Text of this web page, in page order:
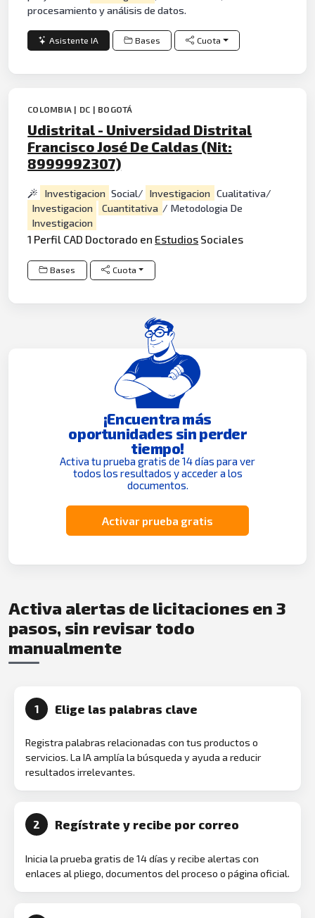
procesamiento y análisis de datos.
Asistente IA Bases Cuota
COLOMBIA | DC | BOGOTÁ
Udistrital - Universidad Distrital
Francisco José De Caldas (Nit:
8999992307)
Investigacion Social/ Investigacion Cualitativa/
Investigacion
Cuantitativa / Metodologia De
Investigacion
1 Perfil CAD Doctorado en Estudios Sociales
Bases Cuota
¡Encuentra más
oportunidades sin perder
tiempo!
Activa tu prueba gratis de 14 días para ver
todos los resultados y acceder a los
documentos.
Activar prueba gratis
Activa alertas de licitaciones en 3
pasos, sin revisar todo
manualmente
1 Elige las palabras clave
Registra palabras relacionadas con tus productos o
servicios. La IA amplía la búsqueda y ayuda a reducir
resultados irrelevantes.
2 Regístrate y recibe por correo
Inicia la prueba gratis de 14 días y recibe alertas con
enlaces al pliego, documentos del proceso o página oficial.